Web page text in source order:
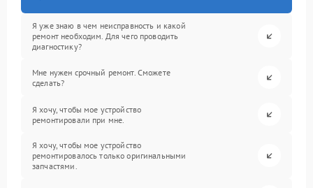
Я уже знаю в чем неисправность и какой
ремонт необходим. Для чего проводить
диагностику?
Мне нужен срочный ремонт. Сможете
сделать?
Я хочу, чтобы мое устройство
ремонтировали при мне.
Я хочу, чтобы мое устройство
ремонтировалось только оригинальными
запчастями.